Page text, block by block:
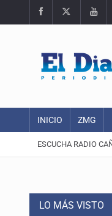
INICIO ZMG
ESCUCHA RADIO
LO MÁS VISTO